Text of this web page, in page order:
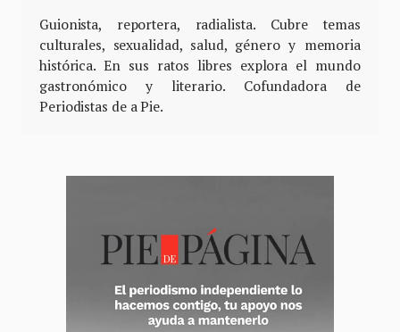
Guionista, reportera, radialista. Cubre temas
culturales, sexualidad, salud, género y memoria
histórica. En sus ratos libres explora el mundo
gastronómico y literario. Cofundadora de
Periodistas de a Pie.